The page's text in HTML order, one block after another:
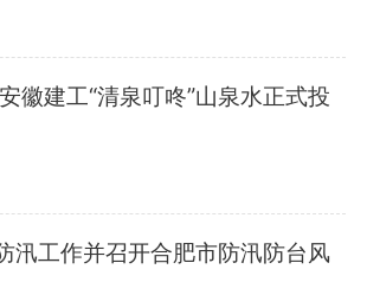
大雨，局地暴雨
风7-8级
徽建工“清泉叮咚”山泉水正式投
汛工作并召开合肥市防汛防台风